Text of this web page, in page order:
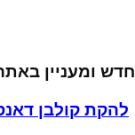
חדש ומעניין
להקת קולבן